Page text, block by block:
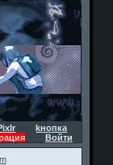
kнопка
Войти